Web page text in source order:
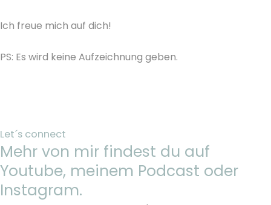
Ich freue mich auf dich!
PS: Es wird keine Aufzeichnung geben.
Let´s connect
Mehr von mir findest du auf
Youtube, meinem Podcast oder
Instagram.